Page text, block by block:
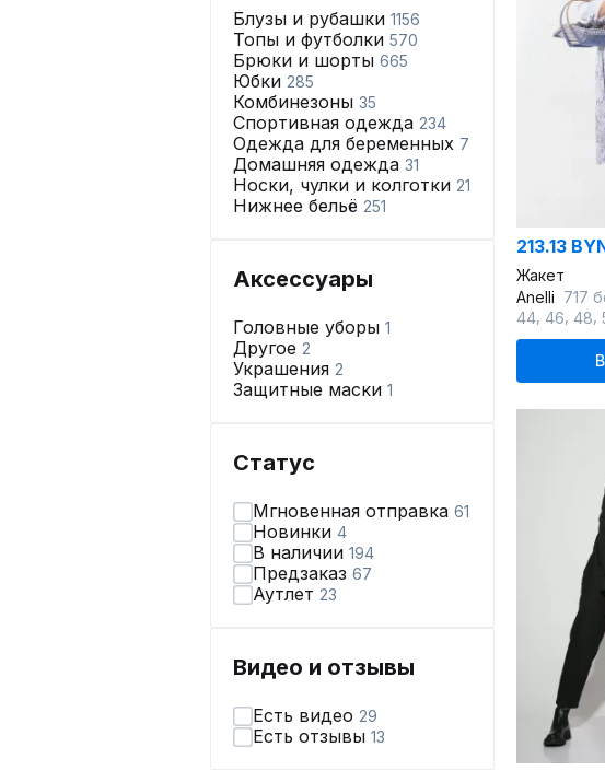
Блузы и рубашки 1156
Топы и футболки 570
Брюки и шорты 665
Юбки 285
Комбинезоны 35
Спортивная одежда 234
Одежда для беременных 7
Домашняя одежда 31
Носки, чулки и колготки 21
Нижнее бельё 251
Аксессуары
Головные уборы 1
Другое 2
Украшения 2
Защитные маски 1
Статус
Мгновенная отправка 61
Новинки 4
В наличии 194
Предзаказ 67
Аутлет 23
Видео и отзывы
Есть видео 29
Есть отзывы 13
213.13
Жакет
Anelli 717
44 46 48